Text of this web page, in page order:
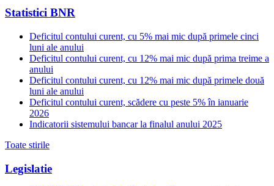
Statistici BNR
Deficitul contului curent, cu 5% mai mic după primele cinci
luni ale anului
Deficitul contului curent, cu 12% mai mic după prima treime a
anului
Deficitul contului curent, cu 12% mai mic după primele două
luni ale anului
Deficitul contului curent, scădere cu peste 5% în ianuarie
2026
Indicatorii sistemului bancar la finalul anului 2025
Toate stirile
Legislatie